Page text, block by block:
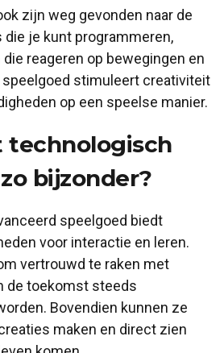
zijn weg gevonden naar de
die je kunt programmeren,
reageren op bewegingen en
stimuleert creativiteit
op een speelse manier.
technologisch
bijzonder?
speelgoed biedt
voor interactie en leren.
vertrouwd te raken met
de toekomst steeds
Bovendien kunnen ze
maken en direct zien